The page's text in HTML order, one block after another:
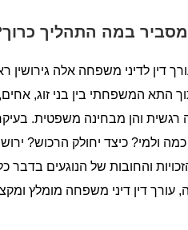
מסביר במה התהליך
דין לדיני משפחה אלה גירושין
התא המשפחתי בין בני זוג, אחים,
רגשית והן מבחינה משפטית.
ולמי? כיצד יחולק הרכוש?
והחובות של הנוגעים בדבר
עורך דין דיני משפחה מומלץ